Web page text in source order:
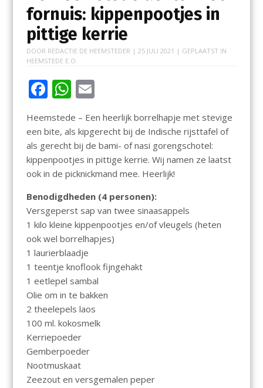
fornuis: kippenpootjes in
pittige kerrie
DOOR REDACTIE DE HEEMSTEDER | 25 JULI 2021 | GEPLAATST IN
HEEMSTEDE E.O.
F
e
b
o
o
k
W
at
s
A
p
p
E
m
ai
l
Heemstede – Een heerlijk borrelhapje met stevige
een bite, als kipgerecht bij de Indische rijsttafel of
als gerecht bij de bami- of nasi gorengschotel:
kippenpootjes in pittige kerrie. Wij namen ze laatst
ook in de picknickmand mee. Heerlijk!
Benodigdheden (4 personen):
Versgeperst sap van twee sinaasappels
1 kilo kleine kippenpootjes en/of vleugels (heten
ook wel borrelhapjes)
1 laurierblaadje
1 teentje knoflook fijngehakt
1 eetlepel sambal
Olie om in te bakken
2 theelepels laos
100 ml. kokosmelk
Kerriepoeder
Gemberpoeder
Nootmuskaat
Zeezout en versgemalen peper